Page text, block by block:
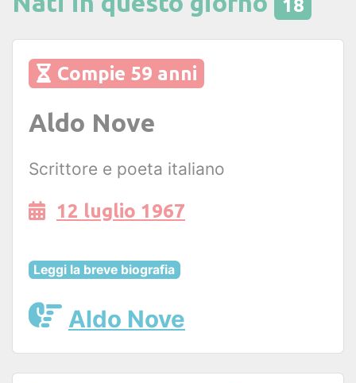
18
Compie 59 anni
Aldo Nove
Scrittore e poeta italiano
12 luglio 1967
Leggi la breve biografia
Aldo Nove